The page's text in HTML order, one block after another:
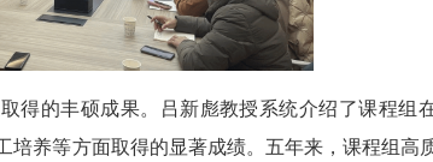
得的丰硕成果。吕新彪教授系统介绍了课程组
培养等方面取得的显著成绩。五年来，课程组高